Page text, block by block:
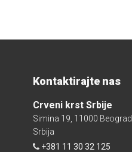
Kontaktirajte nas
Crveni krst Srbije
Simina 19, 11000 Beograd
Srbija
+381 11 30 32 125